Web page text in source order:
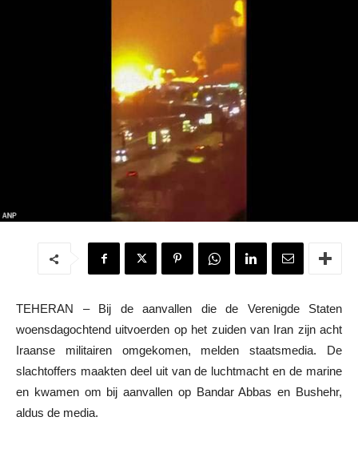
TEHERAN – Bij de aanvallen die de Verenigde Staten
woensdagochtend uitvoerden op het zuiden van Iran zijn acht
Iraanse militairen omgekomen, melden staatsmedia. De
slachtoffers maakten deel uit van de luchtmacht en de marine
en kwamen om bij aanvallen op Bandar Abbas en Bushehr,
aldus de media.